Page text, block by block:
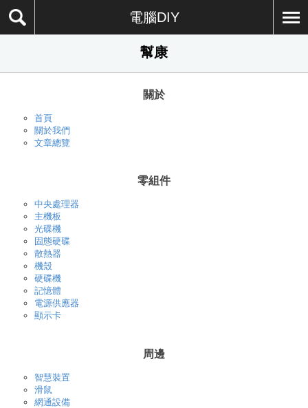
電腦DIY
幫康
關於
首頁
關於我們
文章總覽
零組件
中央處理器
主機板
光碟機
固態硬碟
散熱器
機殼
硬碟機
記憶體
電源供應器
顯示卡
周邊
智慧裝置
滑鼠
網通設備